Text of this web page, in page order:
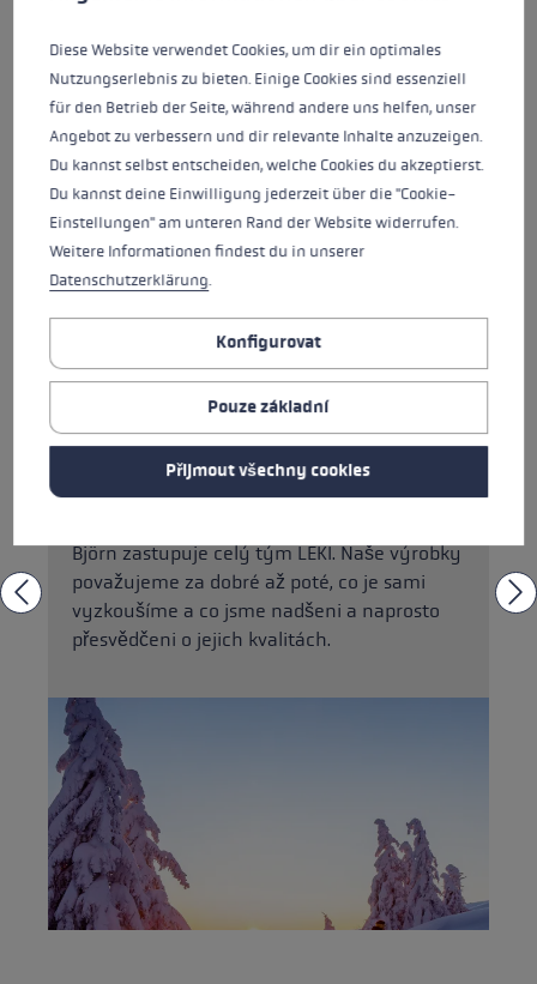
Vše, do čeho se pustíme, děláme s odhodláním,
přirozeným nadšením a obětavostí. Hoříme pro
sport v přírodě a žijeme pro naše produkty. Jsme
hrdí na to, že sportovcům můžeme nabídnout
nejlepší produkty na světě.
Produktový management
„Přestože se už nevěnuji vrcholovému
od času se pustím do nějaké bláznivé výzvy.
Třeba 100 kilometrů na běžkách Černým
lesem nebo se při mínus 20 stupních vydám
na túru na Feldberg, trvající od úsvitu do
západu slunce.“
Björn zastupuje celý tým LEKI. Naše výrobky
považujeme za dobré až poté, co je sami
vyzkoušíme a co jsme nadšeni a naprosto
přesvědčeni o jejich kvalitách.
Diese Website verwendet Cookies, um dir ein optimales
Nutzungserlebnis zu bieten. Einige Cookies sind essenziell
für den Betrieb der Seite, während andere uns helfen, unser
Angebot zu verbessern und dir relevante Inhalte anzuzeigen.
Du kannst selbst entscheiden, welche Cookies du akzeptierst.
Du kannst deine Einwilligung jederzeit über die "Cookie-
Einstellungen" am unteren Rand der Website widerrufen.
Weitere Informationen findest du in unserer
Datenschutzerklärung.
Konfigurovat
Pouze základní
Přijmout všechny cookies